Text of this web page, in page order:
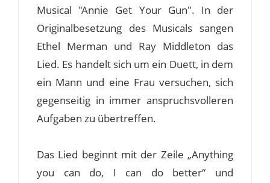
Musical "Annie Get Your Gun". In der
Originalbesetzung des Musicals sangen
Ethel Merman und Ray Middleton das
Lied. Es handelt sich um ein Duett, in dem
ein Mann und eine Frau versuchen, sich
gegenseitig in immer anspruchsvolleren
Aufgaben zu übertreffen.
Das Lied beginnt mit der Zeile „Anything
you can do, I can do better“ und